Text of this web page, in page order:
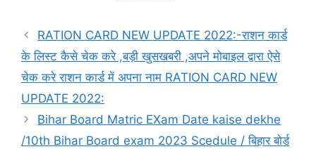
RATION CARD NEW UPDATE 2022:-राशन कार्ड
के लिस्ट कैसे चेक करे ,बड़ी खुसखबरी ,अपने मोबाइल द्वारा ऐसे
चेक करे राशन कार्ड में अपना नाम RATION CARD NEW
UPDATE 2022:
Bihar Board Matric EXam Date kaise dekhe
/10th Bihar Board exam 2023 Scedule / बिहार बोर्ड